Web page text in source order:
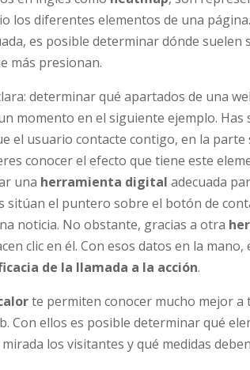
los diferentes elementos de una
es posible determinar dónde suelen
más presionan.
determinar qué apartados de una
momento en el siguiente ejemplo. Has
el usuario contacte contigo, en la
conocer el efecto que tiene este
una herramienta digitaladecuada
sitúan el puntero sobre el botón de
noticia. No obstante, gracias a otra
clic en él. Con esos datos en la
de la llamada a la acción.
te permiten conocer mucho mejor a
Con ellos es posible determinar qué
los visitantes y qué medidas